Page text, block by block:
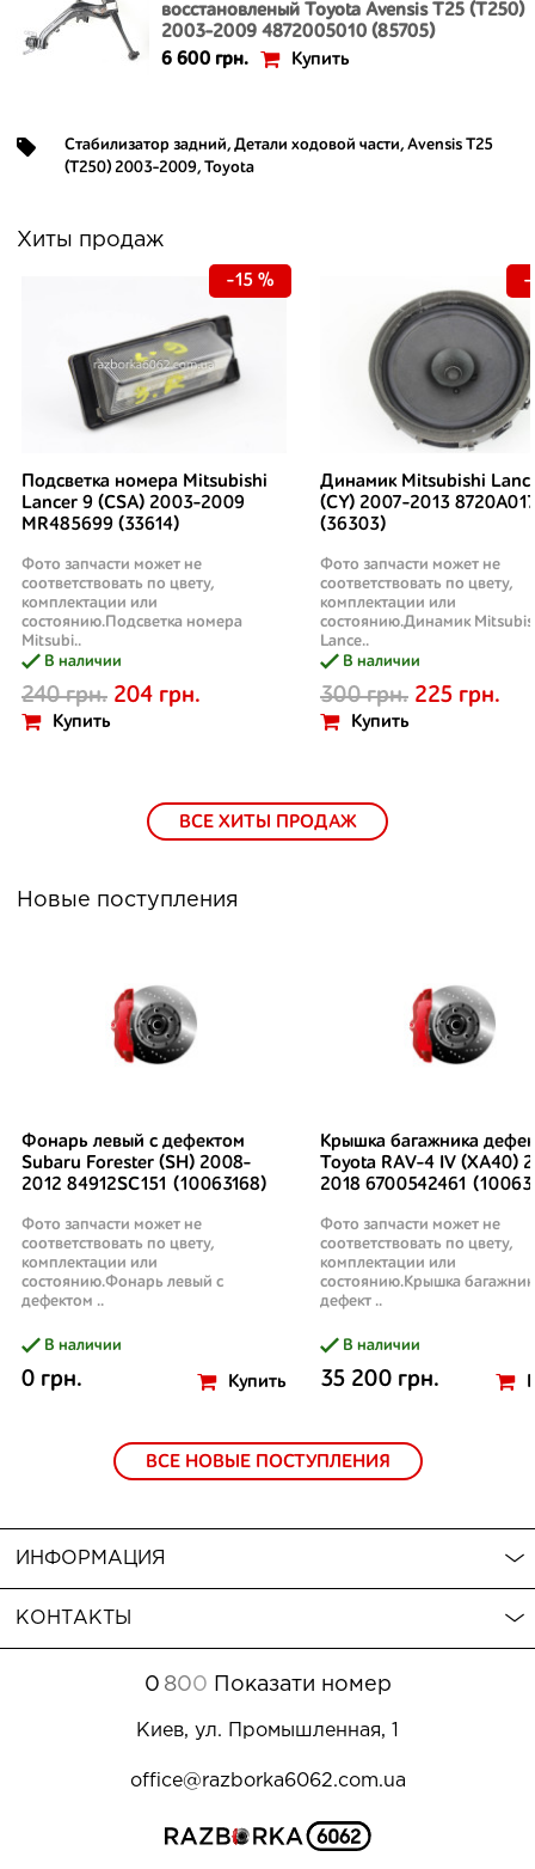
восстановленый Toyota Avensis T25 (T250)
2003-2009 4872005010 (85705)
6 600 грн.
Купить
Стабилизатор задний, Детали ходовой части, Avensis T25
(T250) 2003-2009, Toyota
Хиты продаж
Подсветка номера Mitsubishi
Lancer 9 (CSA) 2003-2009
MR485699 (33614)
Фото запчасти может не
соответствовать по цвету,
комплектации или
состоянию.Подсветка номера
Mitsubi..
В наличии
240 грн. 204 грн.
Купить
-15 %
Динамик Mitsubishi
(CY) 2007-2013
(36303)
Фото запчасти может не
соответствовать по цвету,
комплектации или
состоянию.Динамик
Lance..
В наличии
300 грн. 225 грн.
Купить
-
ВСЕ ХИТЫ ПРОДАЖ
Новые поступления
Фонарь левый с дефектом
Subaru Forester (SH) 2008-
2012 84912SC151 (10063168)
Фото запчасти может не
соответствовать по цвету,
комплектации или
состоянию.Фонарь левый с
дефектом ..
В наличии
0 грн. Купить
Крышка багажника
Toyota RAV-4 IV (XA40)
2018 6700542461
Фото запчасти может не
соответствовать по цвету,
комплектации или
состоянию.Крышка
дефект ..
В наличии
35 200 грн.
ВСЕ НОВЫЕ ПОСТУПЛЕНИЯ
ИНФОРМАЦИЯ
КОНТАКТЫ
0 800 Показати номер
Киев, ул. Промышленная, 1
office@razborka6062.com.ua